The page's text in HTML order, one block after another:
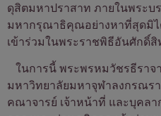
ดุสิตมหาปราสาท ภายในพระบ
มหากรุณาธิคุณอย่างหาที่สุดมิ
เข้าร่วมในพระราชพิธีอันศักดิ์
ในการนี้ พระพรหมวัชรธีราจ
มหาวิทยาลัยมหาจุฬาลงกรณร
คณาจารย์ เจ้าหน้าที่ และบุคล